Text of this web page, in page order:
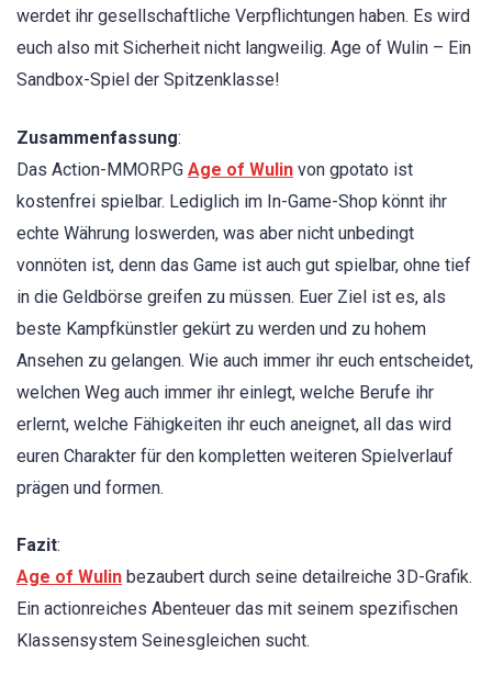
werdet ihr gesellschaftliche Verpflichtungen haben. Es wird
euch also mit Sicherheit nicht langweilig. Age of Wulin – Ein
Sandbox-Spiel der Spitzenklasse!
Zusammenfassung:
Das Action-MMORPG Age of Wulin von gpotato ist
kostenfrei spielbar. Lediglich im In-Game-Shop könnt ihr
echte Währung loswerden, was aber nicht unbedingt
vonnöten ist, denn das Game ist auch gut spielbar, ohne tief
in die Geldbörse greifen zu müssen. Euer Ziel ist es, als
beste Kampfkünstler gekürt zu werden und zu hohem
Ansehen zu gelangen. Wie auch immer ihr euch entscheidet,
welchen Weg auch immer ihr einlegt, welche Berufe ihr
erlernt, welche Fähigkeiten ihr euch aneignet, all das wird
euren Charakter für den kompletten weiteren Spielverlauf
prägen und formen.
Fazit:
Age of Wulin bezaubert durch seine detailreiche 3D-Grafik.
Ein actionreiches Abenteuer das mit seinem spezifischen
Klassensystem Seinesgleichen sucht.